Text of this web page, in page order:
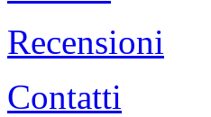
Recensioni
Contatti